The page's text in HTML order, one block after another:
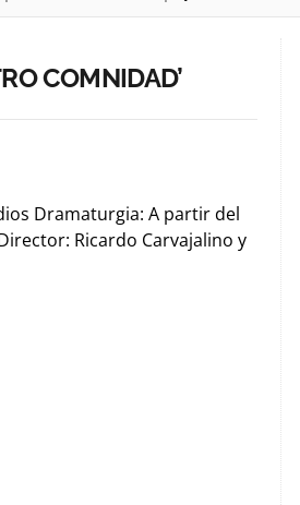
COMNIDAD’
Dramaturgia: A partir del
Ricardo Carvajalino y